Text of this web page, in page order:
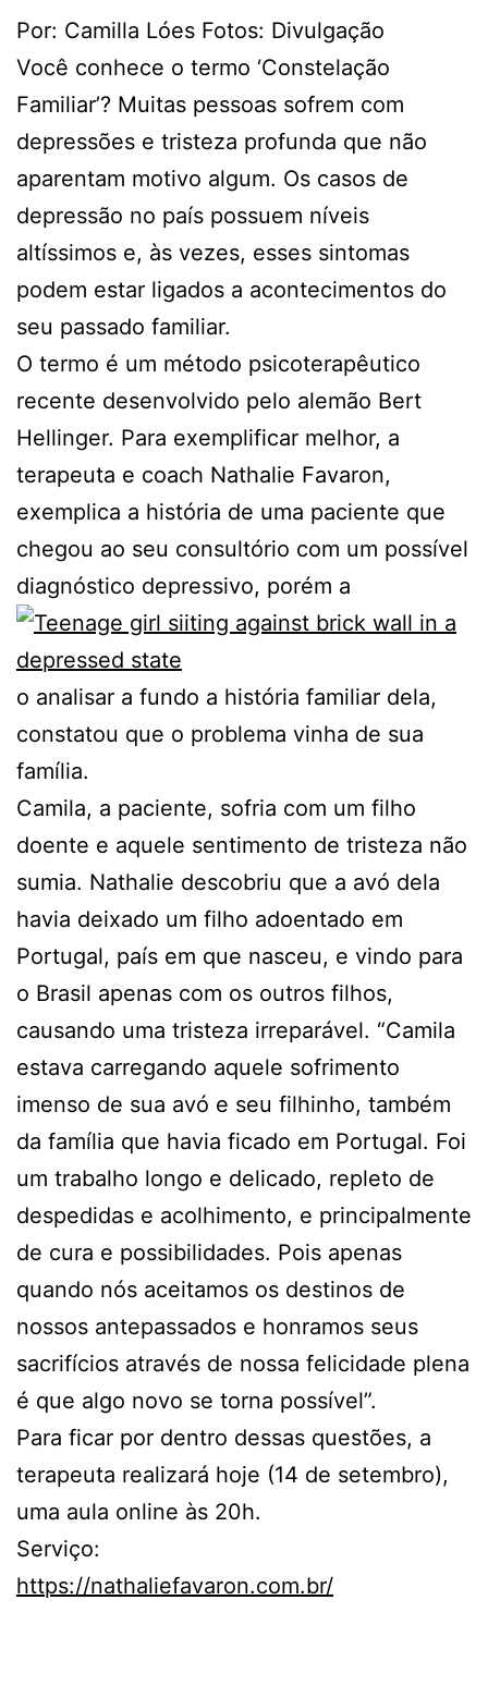
Por: Camilla Lóes Fotos: Divulgação
Você conhece o termo ‘Constelação
Familiar’? Muitas pessoas sofrem com
depressões e tristeza profunda que não
aparentam motivo algum. Os casos de
depressão no país possuem níveis
altíssimos e, às vezes, esses sintomas
podem estar ligados a acontecimentos do
seu passado familiar.
O termo é um método psicoterapêutico
recente desenvolvido pelo alemão Bert
Hellinger. Para exemplificar melhor, a
terapeuta e coach Nathalie Favaron,
exemplica a história de uma paciente que
chegou ao seu consultório com um possível
diagnóstico depressivo, porém a
o analisar a fundo a história familiar dela,
constatou que o problema vinha de sua
família.
Camila, a paciente, sofria com um filho
doente e aquele sentimento de tristeza não
sumia. Nathalie descobriu que a avó dela
havia deixado um filho adoentado em
Portugal, país em que nasceu, e vindo para
o Brasil apenas com os outros filhos,
causando uma tristeza irreparável. “Camila
estava carregando aquele sofrimento
imenso de sua avó e seu filhinho, também
da família que havia ficado em Portugal. Foi
um trabalho longo e delicado, repleto de
despedidas e acolhimento, e principalmente
de cura e possibilidades. Pois apenas
quando nós aceitamos os destinos de
nossos antepassados e honramos seus
sacrifícios através de nossa felicidade plena
é que algo novo se torna possível”.
Para ficar por dentro dessas questões, a
terapeuta realizará hoje (14 de setembro),
uma aula online às 20h.
Serviço:
https://nathaliefavaron.com.br/